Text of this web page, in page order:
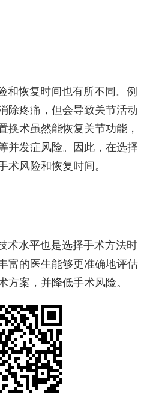
和恢复时间也有所不同。例
除疼痛，但会导致关节活动
换术虽然能恢复关节功能，
并发症风险。因此，在选择
术风险和恢复时间。
术水平也是选择手术方法时
富的医生能够更准确地评估
方案，并降低手术风险。